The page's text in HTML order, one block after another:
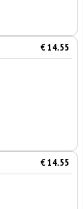
€ 14.55
€ 14.55